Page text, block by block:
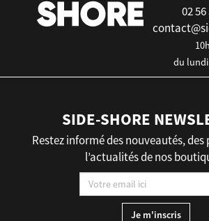
02 56
du
SIDE-SHORE
Restez informé des nouveautés,
l’actualités de nos